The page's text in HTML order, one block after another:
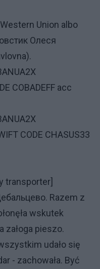
Western Union albo
Олеся
).
COBADEFF acc
CODE CHASUS33
transporter]
Razem z
wskutek
załoga pieszo.
udało się
- zachowała. Być